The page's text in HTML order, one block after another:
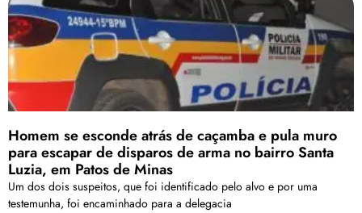
Homem se esconde atrás de caçamba e pula muro
para escapar de disparos de arma no bairro Santa
Luzia, em Patos de Minas
Um dos dois suspeitos, que foi identificado pelo alvo e por uma
testemunha, foi encaminhado para a delegacia